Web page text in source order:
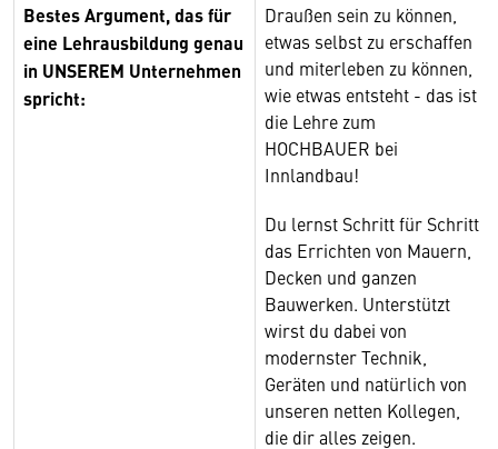
Bestes Argument, das für
eine Lehrausbildung genau
in UNSEREM Unternehmen
spricht:
Draußen sein zu können,
etwas selbst zu erschaffen
und miterleben zu können,
wie etwas entsteht - das ist
die Lehre zum
HOCHBAUER bei
Innlandbau!
Du lernst Schritt für Schritt
das Errichten von Mauern,
Decken und ganzen
Bauwerken. Unterstützt
wirst du dabei von
modernster Technik,
Geräten und natürlich von
unseren netten Kollegen,
die dir alles zeigen.